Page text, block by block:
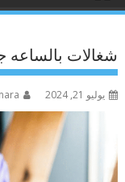
شغالات بالساعه جدة
يوليو 21, 2024